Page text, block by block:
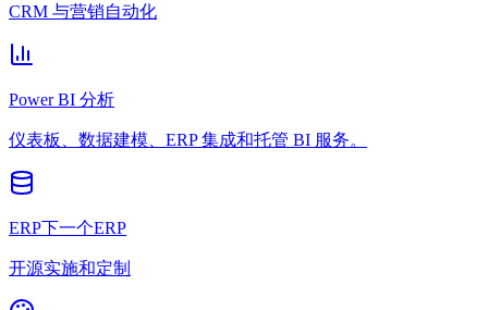
CRM 与营销自动化
Power BI 分析
仪表板、数据建模、ERP 集成和托管 BI 服务。
ERP下一个ERP
开源实施和定制